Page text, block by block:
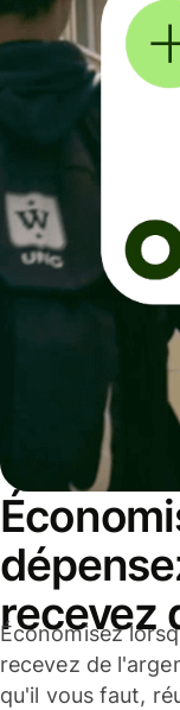
recevez
Économisez
recevez de
qu'il vous faut,